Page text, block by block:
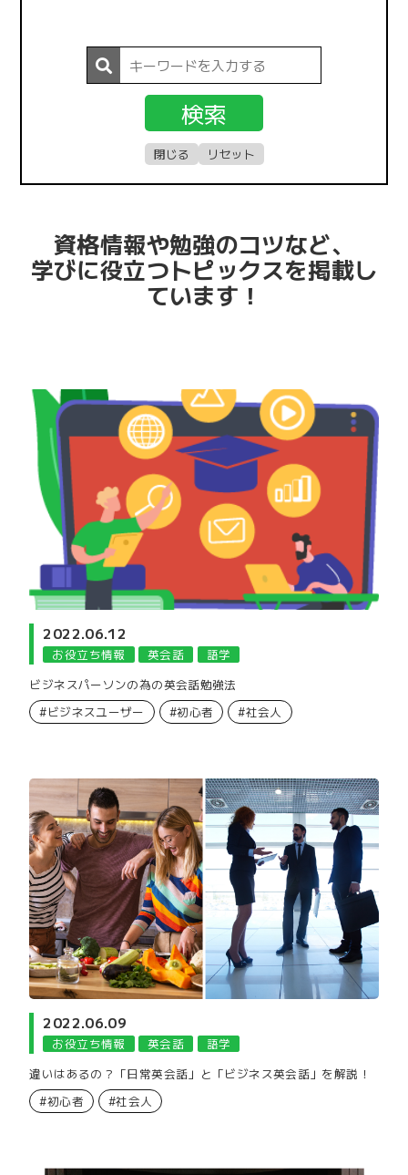
資格情報や勉強のコツなど、
学びに役立つトピックスを掲載し
ています！
2022.06.12
お役立ち情報 英会話
語学
ビジネスパーソンの為の英会話勉強法
#ビジネスユーザー
#初心者 #社会人
2022.06.09
お役立ち情報 英会話
語学
違いはあるの？「日常英会話」と「ビジネス英会話」を解説！
#初心者
#社会人